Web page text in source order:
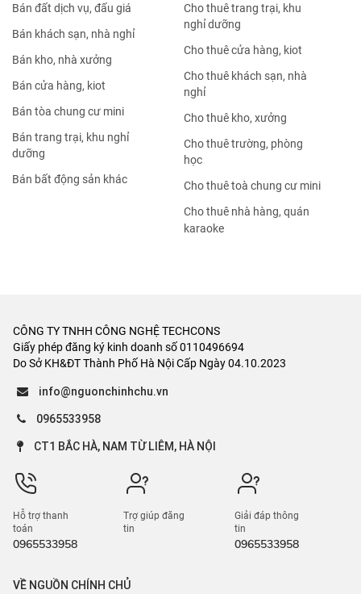
Bán đất dịch vụ, đấu giá
Bán khách sạn, nhà nghỉ
Bán kho, nhà xưởng
Bán cửa hàng, kiot
Bán tòa chung cư mini
Bán trang trại, khu nghỉ
dưỡng
Bán bất động sản khác
Cho thuê trang trại, khu
nghỉ dưỡng
Cho thuê cửa hàng, kiot
Cho thuê khách sạn, nhà
nghỉ
Cho thuê kho, xưởng
Cho thuê trường, phòng
học
Cho thuê toà chung cư mini
Cho thuê nhà hàng, quán
karaoke
CÔNG TY TNHH CÔNG NGHỆ TECHCONS
Giấy phép đăng ký kinh doanh số 0110496694
Do Sở KH&ĐT Thành Phố Hà Nội Cấp Ngày 04.10.2023
info@nguonchinhchu.vn
0965533958
CT1 BẮC HÀ, NAM TỪ LIÊM, HÀ NỘI
Hỗ trợ thanh
toán
0965533958
Trợ giúp đăng
tin
Giải đáp thông
tin
0965533958
VỀ NGUỒN CHÍNH CHỦ